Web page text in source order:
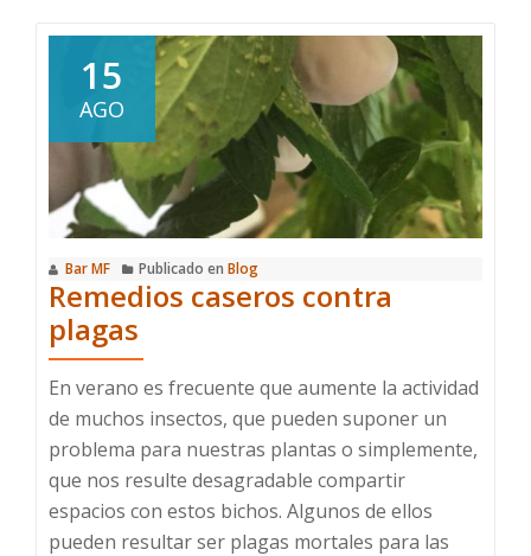
de
las
plantas
en
el
a
día
15
AGO
Bar MF Publicado en Blog
Remedios caseros contra
plagas
En verano es frecuente que aumente la actividad
de muchos insectos, que pueden suponer un
problema para nuestras plantas o simplemente,
que nos resulte desagradable compartir
espacios con estos bichos. Algunos de ellos
pueden resultar ser plagas mortales para las